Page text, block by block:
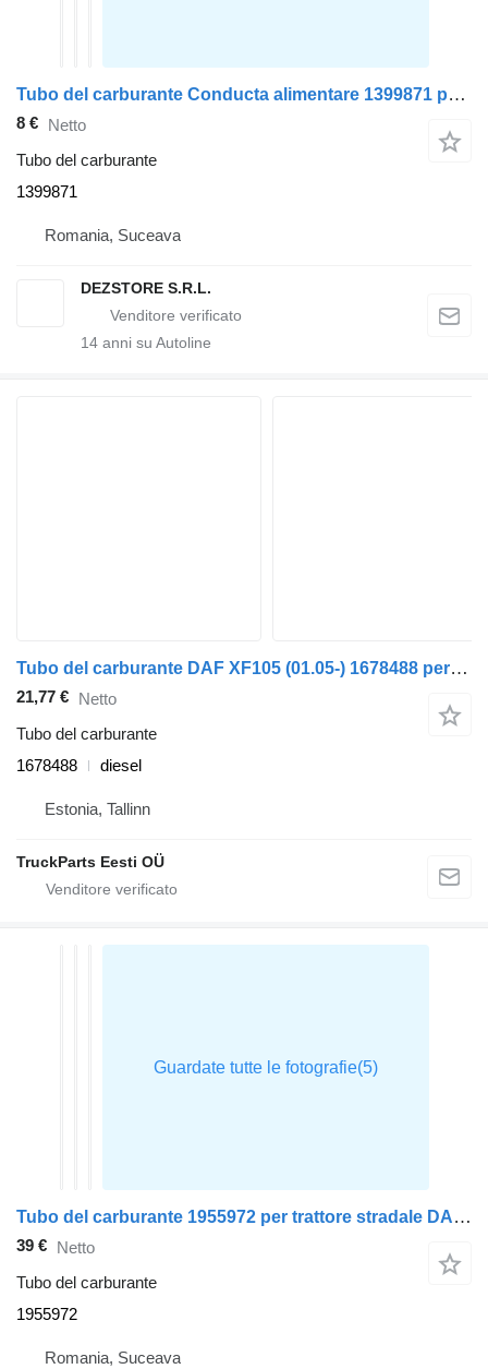
Tubo del carburante Conducta alimentare 1399871 per trattore stradale DAF XF105
8 € Netto
Tubo del carburante
1399871
Romania, Suceava
DEZSTORE S.R.L.
14 anni su Autoline
Tubo del carburante DAF XF105 (01.05-) 1678488 per trattore stradale DAF XF95, XF105 (2001-2014)
21,77 € Netto
Tubo del carburante
1678488
diesel
Estonia, Tallinn
TruckParts Eesti OÜ
Tubo del carburante 1955972 per trattore stradale DAF XF
39 € Netto
Tubo del carburante
1955972
Romania, Suceava